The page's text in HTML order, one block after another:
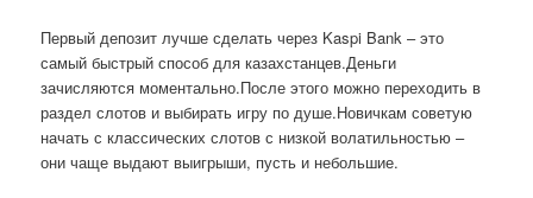
Первый депозит лучше сделать через Kaspi Bank – это
самый быстрый способ для казахстанцев.Деньги
зачисляются моментально.После этого можно переходить в
раздел слотов и выбирать игру по душе.Новичкам советую
начать с классических слотов с низкой волатильностью –
они чаще выдают выигрыши, пусть и небольшие.